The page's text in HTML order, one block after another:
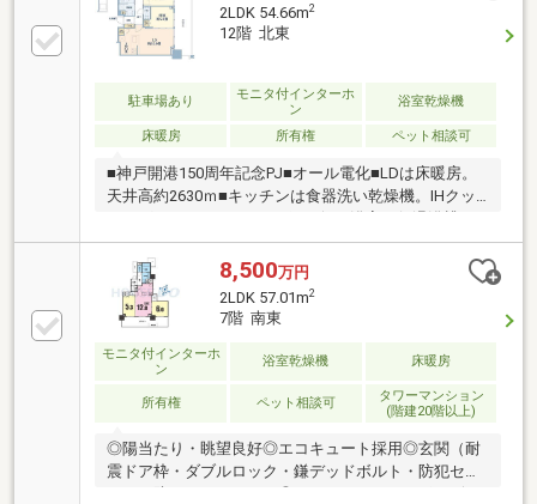
2LDK 54.66m2
12階 北東
駐車場あり
モニタ付インターホ
ン
浴室乾燥機
床暖房 所有権 ペット相談可
■神戸開港150周年記念PJ■オール電化■LDは床暖房。
天井高約2630ｍ■キッチンは食器洗い乾燥機。IHクッ
キングヒーター。ディスポーザー■浴室は保温浴槽。
電気式浴室暖房乾燥機付き■トイレは温水洗浄機能付
暖房便座。手洗いカウンター付■全窓Low-Eガラス・2
重サッシ■エコキュート～充実の共用施設～・各階ク
リーンステーション、24時間ゴミ出し可・スカイラウ
ンジ・ゲストルーム・テレワークラウンジ・フィット
ネスルーム・宅配ボックス・トリプルセキュリティ
（エントンラス、EV、住戸）。ディンプルキー■水族
館アトアまで徒歩60ｍ、メリケンパークまで約1.3km
8,500万円
2LDK 57.01m2
7階 南東
モニタ付インターホ
ン
浴室乾燥機 床暖房
所有権 ペット相談可
タワーマンション
(階建20階以上)
◎陽当たり・眺望良好◎エコキュート採用◎玄関（耐
震ドア枠・ダブルロック・鎌デッドボルト・防犯セン
サー・防犯サムターン）◎キッチン（ディスポーザ